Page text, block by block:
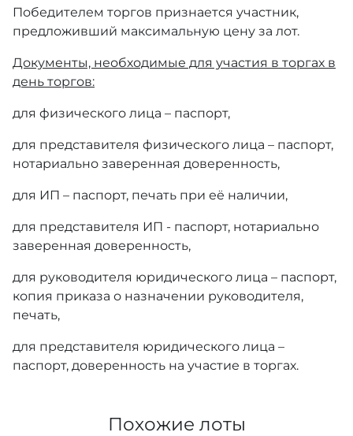
Победителем торгов признается участник,
предложивший максимальную цену за лот.
Документы, необходимые для участия в торгах в
день торгов:
для физического лица – паспорт,
для представителя физического лица – паспорт,
нотариально заверенная доверенность,
для ИП – паспорт, печать при её наличии,
для представителя ИП - паспорт, нотариально
заверенная доверенность,
для руководителя юридического лица – паспорт,
копия приказа о назначении руководителя,
печать,
для представителя юридического лица –
паспорт, доверенность на участие в торгах.
Похожие лоты